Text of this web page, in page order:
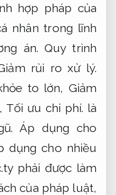
hợp pháp của
nhân trong lĩnh
án. Quy trình
rủi ro xử lý.
to lớn, Giảm
Tối ưu chi phí. là
Áp dụng cho
dụng cho nhiều
phải được làm
của pháp luật,